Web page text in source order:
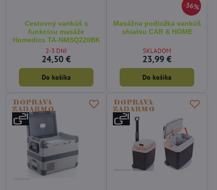
Cestovný vankúš s
funkciou masáže
Homedics TA-NMSQ220BK
2-3 DNI
24,50 €
Do košíka
36%
Masážna podložka vankúš
shiatsu CAR & HOME
SKLADOM
23,99 €
Do košíka